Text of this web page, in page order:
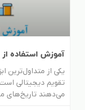
آموزش استفاده از
یکی از متداول‌ترین
تقویم‌ دیجیتالی
می‌دهند تاریخ‌های